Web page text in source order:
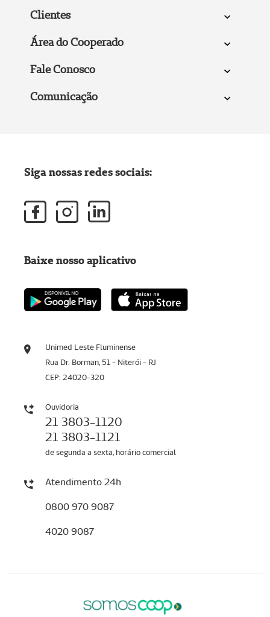
Clientes
Área do Cooperado
Fale Conosco
Comunicação
Unimed Leste Fluminense
Rua Dr. Borman, 51 - Niterói - RJ
CEP: 24020-320
Ouvidoria
21 3803-1120
21 3803-1121
de segunda a sexta, horário comercial
Atendimento 24h
0800 970 9087
4020 9087
Siga nossas redes sociais:
Baixe nosso aplicativo